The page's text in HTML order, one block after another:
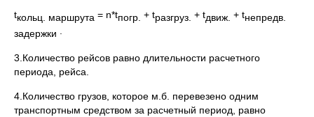
tкольц. маршрута = n*tпогр. + tразгруз. + tдвиж. + tнепредв.
задержки .
3.Количество рейсов равно длительности расчетного
периода, рейса.
4.Количество грузов, которое м.б. перевезено одним
транспортным средством за расчетный период, равно